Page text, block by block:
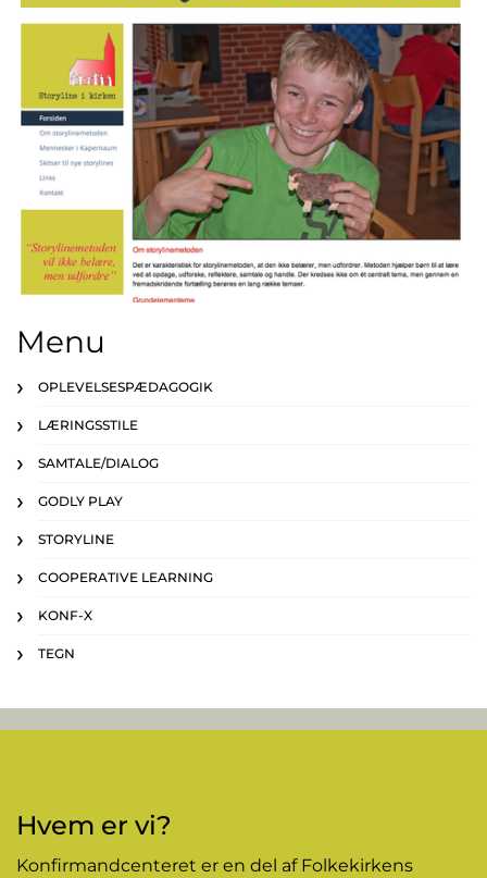
Menu
OPLEVELSESPÆDAGOGIK
LÆRINGSSTILE
SAMTALE/DIALOG
GODLY PLAY
STORYLINE
COOPERATIVE LEARNING
KONF-X
TEGN
Hvem er vi?
Konfirmandcenteret er en del af Folkekirkens